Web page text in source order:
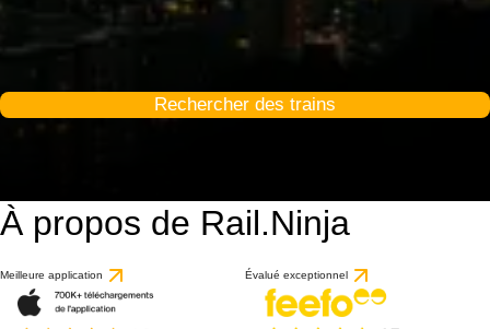
Rechercher des trains
À propos de Rail.Ninja
Meilleure application Évalué exceptionnel
8.7 / 10
basé sur 17 avis